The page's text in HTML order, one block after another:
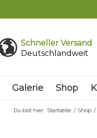
Schneller Versand
Deutschlandweit
Galerie Shop
Du bist hier: Startseite / Shop /